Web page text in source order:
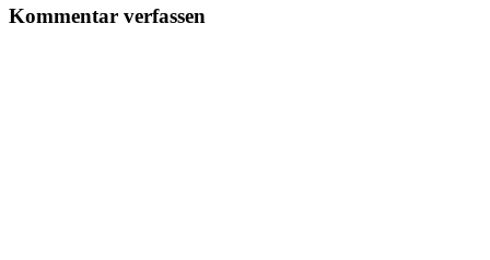
Kommentar verfassen